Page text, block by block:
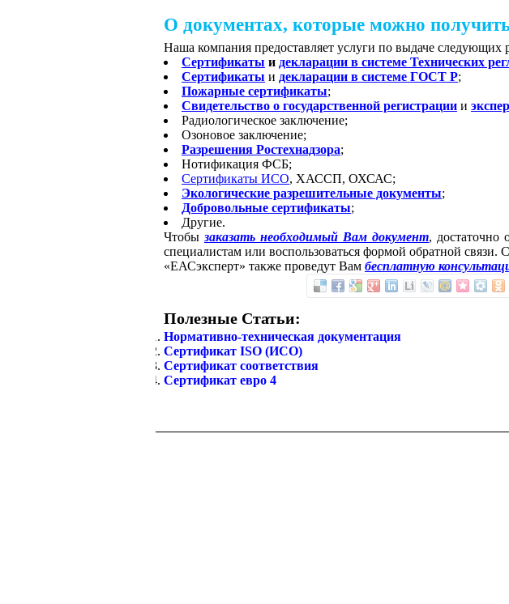
О документах, которые можно
Наша компания предоставляет услуги по выдаче следующих
Сертификаты и декларации в системе Технических
Сертификаты и декларации в системе ГОСТ Р;
Пожарные сертификаты;
Свидетельство о государственной регистрации и
Радиологическое заключение;
Озоновое заключение;
Разрешения Ростехнадзора;
Нотификация ФСБ;
Сертификаты ИСО, ХАССП, ОХСАС;
Экологические разрешительные документы;
Добровольные сертификаты;
Другие.
Чтобы заказать необходимый Вам документ, достаточно
специалистам или воспользоваться формой обратной связи.
«ЕАСэксперт» также проведут Вам бесплатную
Полезные Статьи:
Нормативно-техническая документация
Сертификат ISO (ИСО)
Сертификат соответствия
Сертификат евро 4